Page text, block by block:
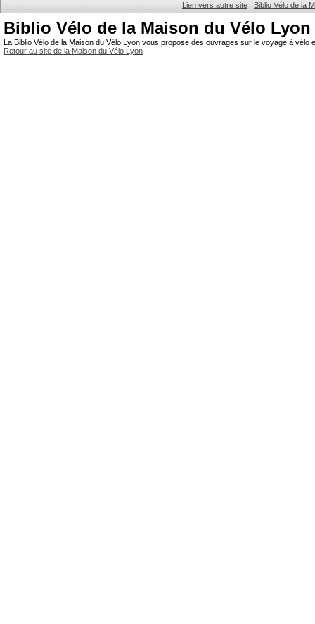
Lien vers autre site Biblio Vélo de la
Biblio Vélo de la Maison du Vélo Lyon
La Biblio Vélo de la Maison du Vélo Lyon vous propose des ouvrages sur le voyage à
Retour au site de la Maison du Vélo Lyon